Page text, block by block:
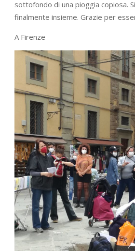
sottofondo di una pioggia copiosa.
finalmente insieme. Grazie per
A Firenze